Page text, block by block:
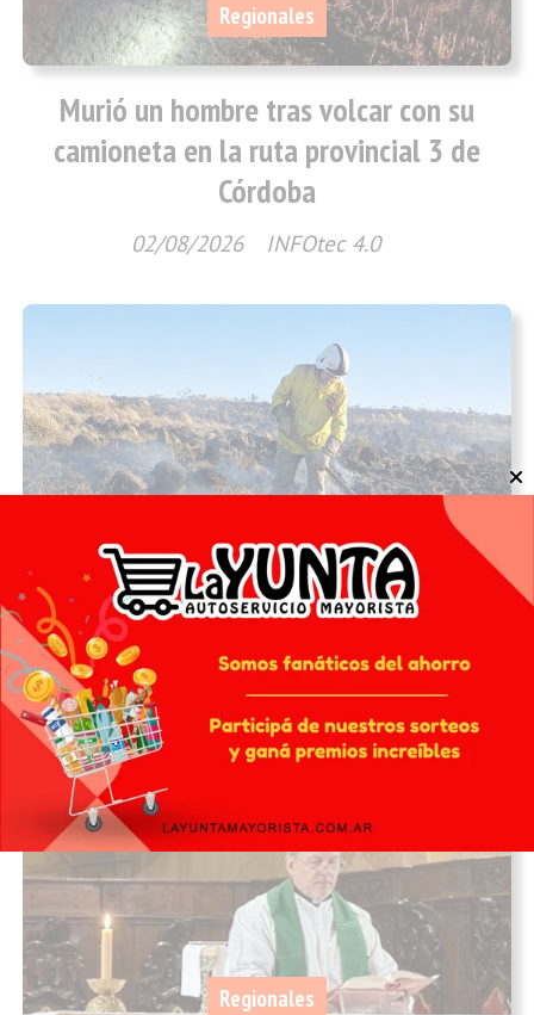
Murió un hombre tras volcar con su
camioneta en la ruta provincial 3 de
Córdoba
INFOtec 4.0
Regionales
02/08/2026
Contención total: los bomberos frenaron
los incendios forestales en Córdoba
INFOtec 4.0
02/08/2026
Regionales